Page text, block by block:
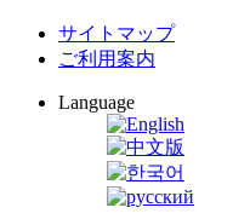
サイトマップ
ご利用案内
Language